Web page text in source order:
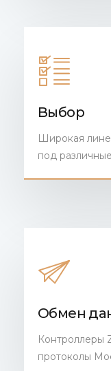
Выбор
Широкая
под
Обмен
Контроллеры
протоколы